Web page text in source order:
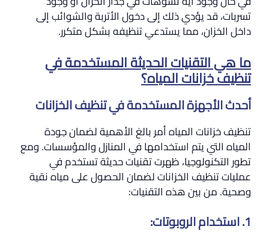
تسربات، قد يؤدي ذلك إلى دخول الأتربة والشوائب إلى
داخل الخزان، مما يستدعي تنظيفه بشكل متكرر.
ما هي التقنيات الحديثة المستخدمة في
تنظيف خزانات المياه؟
أحدث الأجهزة المستخدمة في تنظيف الخزانات
تنظيف خزانات المياه أمر بالغ الأهمية لضمان جودة
المياه التي يتم استخدامها في المنازل والمؤسسات. ومع
تطور التكنولوجيا، ظهرت تقنيات حديثة تستخدم في
عمليات تنظيف الخزانات لضمان الحصول على مياه نقية
وصحية. من بين هذه التقنيات:
1. استخدام الروبوتات: